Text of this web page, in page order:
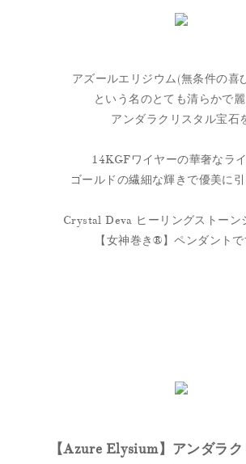
アズールエリジウム(無条件の喜
という名のとても清らかで
アンダラクリスタル宝石
14KGFワイヤーの華奢なラ
ゴールドの繊細な輝きで優美に
Crystal Deva ヒーリングストーン
【女神巻き®】ペンダント
【Azure Elysium】アンダラ